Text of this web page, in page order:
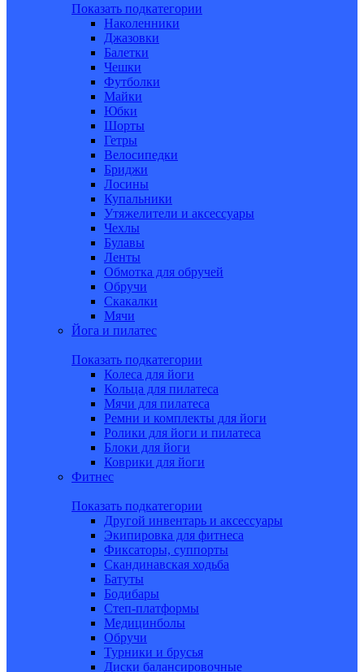
Показать подкатегории
Наколенники
Джазовки
Балетки
Чешки
Футболки
Майки
Юбки
Шорты
Гетры
Велосипедки
Бриджи
Лосины
Купальники
Утяжелители и аксессуары
Чехлы
Булавы
Ленты
Обмотка для обручей
Обручи
Скакалки
Мячи
Йога и пилатес
Показать подкатегории
Колеса для йоги
Кольца для пилатеса
Мячи для пилатеса
Ремни и комплекты для йоги
Ролики для йоги и пилатеса
Блоки для йоги
Коврики для йоги
Фитнес
Показать подкатегории
Другой инвентарь и аксессуары
Экипировка для фитнеса
Фиксаторы, суппорты
Скандинавская ходьба
Батуты
Бодибары
Степ-платформы
Медицинболы
Обручи
Турники и брусья
Диски балансировочные